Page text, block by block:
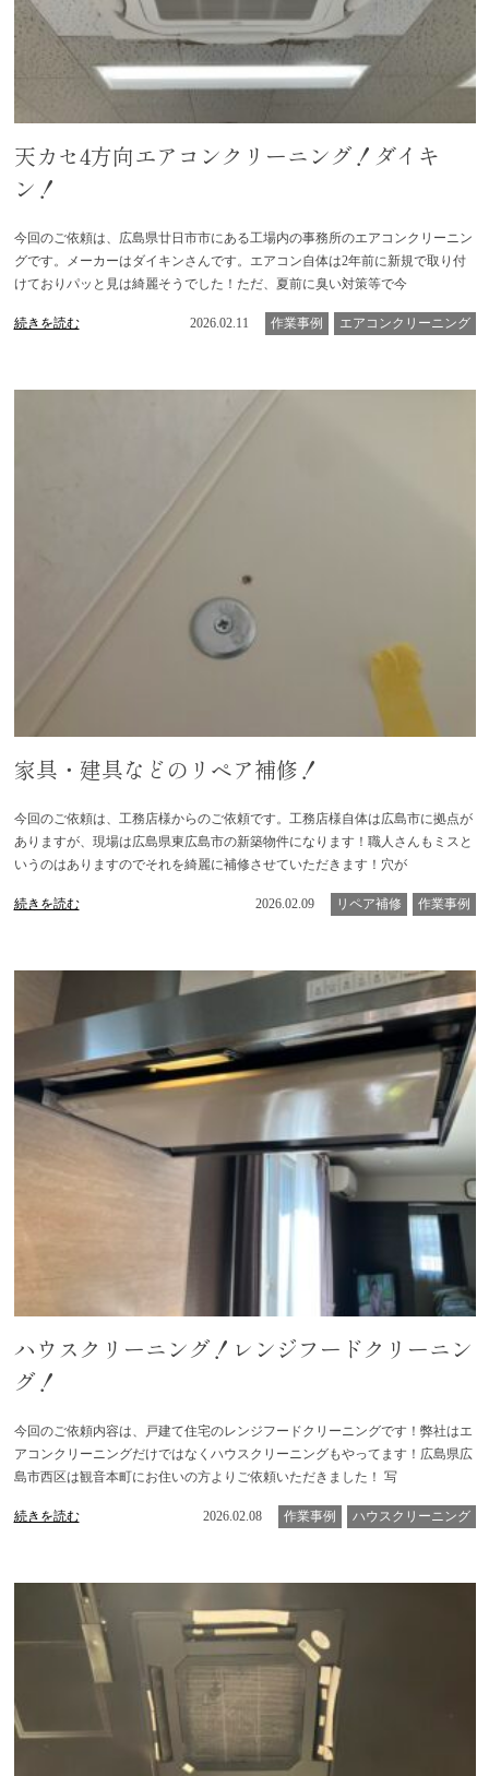
天カセ4方向エアコンクリーニング！ダイキ
ン！
今回のご依頼は、広島県廿日市市にある工場内の事務所のエアコンクリーニン
グです。メーカーはダイキンさんです。エアコン自体は2年前に新規で取り付
けておりパッと見は綺麗そうでした！ただ、夏前に臭い対策等で今
続きを読む 2026.02.11 作業事例 エアコンクリーニング
家具・建具などのリペア補修！
今回のご依頼は、工務店様からのご依頼です。工務店様自体は広島市に拠点が
ありますが、現場は広島県東広島市の新築物件になります！職人さんもミスと
いうのはありますのでそれを綺麗に補修させていただきます！穴が
続きを読む 2026.02.09 リペア補修 作業事例
ハウスクリーニング！レンジフードクリーニン
グ！
今回のご依頼内容は、戸建て住宅のレンジフードクリーニングです！弊社はエ
アコンクリーニングだけではなくハウスクリーニングもやってます！広島県広
島市西区は観音本町にお住いの方よりご依頼いただきました！ 写
続きを読む 2026.02.08 作業事例 ハウスクリーニング